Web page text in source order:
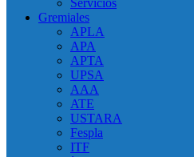
Servicios
Gremiales
APLA
APA
APTA
UPSA
AAA
ATE
USTARA
Fespla
ITF